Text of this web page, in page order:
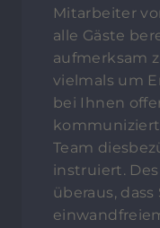
Mitarbeiter
alle Gäste
aufmerksam
vielmals um
bei Ihnen
Team
instruiert.
überaus,